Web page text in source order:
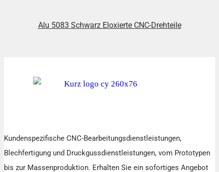
Alu 5083 Schwarz Eloxierte CNC-Drehteile
Kundenspezifische CNC-Bearbeitungsdienstleistungen,
Blechfertigung und Druckgussdienstleistungen, vom Prototypen
bis zur Massenproduktion. Erhalten Sie ein sofortiges Angebot